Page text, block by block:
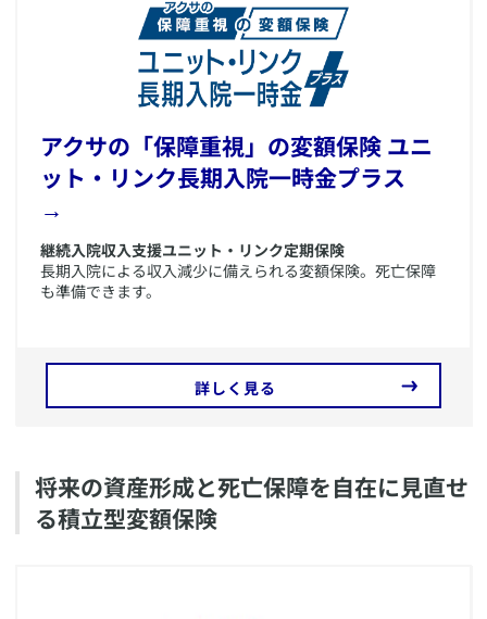
​アクサの「保障重視」の変額保険 ユニ
ット・リンク長期入院一時金プラス
→
継続入院収入支援ユニット・リンク定期保険
長期入院による収入減少に備えられる変額保険。死亡保障
も準備できます。
詳しく見る
​将来の資産形成と死亡保障を自在に見直せ
る積立型変額保険